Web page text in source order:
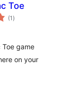
Toe
(1 общий
рейтинг
)
Toe game
on your